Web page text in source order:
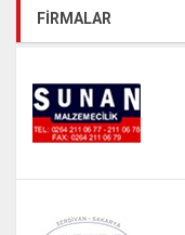
FİRMALAR